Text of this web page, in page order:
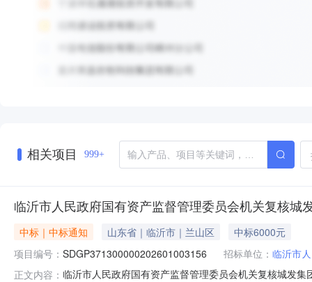
相关项目 999+
临沂市人民政府国有资产监督管理委员会机关复核城
中标｜中标通知 山东省｜临沂市｜兰山区
中标6000元
项目编号： SDGP371300000202601003156 招标单位： 临沂市
正文内容： 临沂市人民政府国有资产监督管理委员会机关复核城发